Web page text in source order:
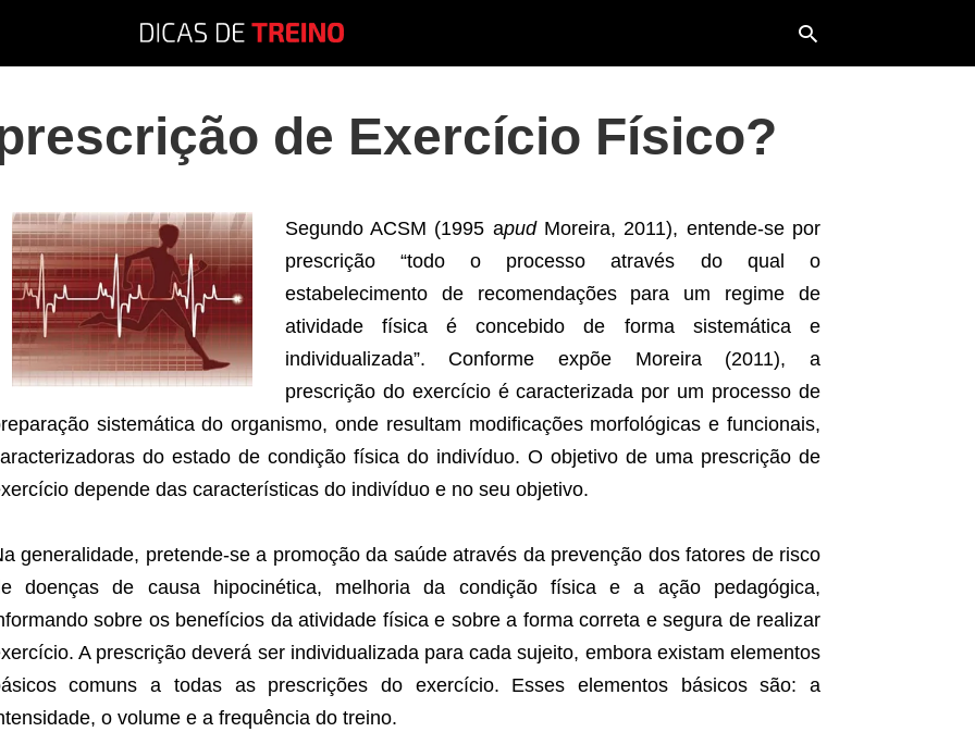
de Exercício Físico?
Segundo ACSM (1995 apudMoreira, 2011), entende-se por
prescrição “todo o processo através do qual o
estabelecimento de recomendações para um regime de
atividade física é concebido de forma sistemática e
individualizada”. Conforme expõe Moreira (2011), a
prescrição do exercício é caracterizada por um processo de
sistemática do organismo, onde resultam modificações morfológicas e funcionais,
do estado de condição física do indivíduo. O objetivo de uma prescrição de
depende das características do indivíduo e no seu objetivo.
generalidade, pretende-se a promoção da saúde através da prevenção dos fatores de risco
doenças de causa hipocinética, melhoria da condição física e a ação pedagógica,
sobre os benefícios da atividade física e sobre a forma correta e segura de realizar
A prescrição deverá ser individualizada para cada sujeito, embora existam elementos
comuns a todas as prescrições do exercício. Esses elementos básicos são: a
o volume e a frequência do treino.